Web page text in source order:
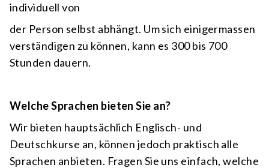
individuell von
der Person selbst abhängt. Um sich einigermassen
verständigen zu können, kann es 300 bis 700
Stunden dauern.
Welche Sprachen bieten Sie an?
Wir bieten hauptsächlich Englisch- und
Deutschkurse an, können jedoch praktisch alle
Sprachen anbieten. Fragen Sie uns einfach, welche